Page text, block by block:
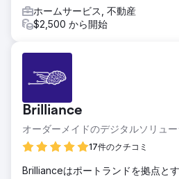
ホームサービス, 不動産
$2,500 から開始
Brilliance
オーダーメイドのデジタルソリュ
17件のクチコミ
Brillianceはポートランドを拠点とす